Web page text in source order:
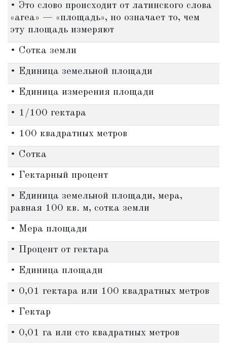
• Это слово происходит от латинского слова
«area» — «площадь», но означает то, чем
эту площадь измеряют
• Сотка земли
• Единица земельной площади
• Единица измерения площади
• 1/100 гектара
• 100 квадратных метров
• Сотка
• Гектарный процент
• Единица земельной площади, мера,
равная 100 кв. м, сотка земли
• Мера площади
• Процент от гектара
• Единица площади
• 0,01 гектара или 100 квадратных метров
• Гектар
• 0,01 га или сто квадратных метров